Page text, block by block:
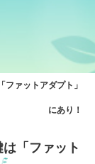
ファットアダプト」
にあり！
「ファット